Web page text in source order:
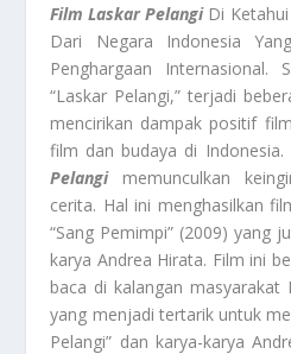
Film Laskar PelangiDi Ketahui
Dari Negara Indonesia
Penghargaan Internasional.
“Laskar Pelangi,” terjadi
mencirikan dampak positif
film dan budaya di Indonesia.
Pelangimemunculkan
cerita. Hal ini menghasilkan
“Sang Pemimpi” (2009) yang
karya Andrea Hirata. Film ini
baca di kalangan masyarakat
yang menjadi tertarik untuk
Pelangi” dan karya-karya